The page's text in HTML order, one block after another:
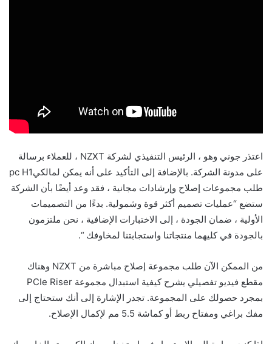
اعتذر جوني وهو ، الرئيس التنفيذي لشركة NZXT ، للعملاء برسالة
على مدونة الشركة. بالإضافة إلى التأكيد على أنه يمكن لمالكيpc H1
طلب مجموعات إصلاح وإرشادات مجانية ، فقد وعد أيضًا بأن الشركة
ستضع “عمليات تصميم أكثر قوة وشمولية. بدءًا من التصميمات
الأولية ، ضمان الجودة ، إلى الاختبارات الإضافية ، نحن ملتزمون
بالجودة في كليهما منتجاتنا واستجابتنا لمخاوفك “.
من الممكن الآن طلب مجموعة إصلاح مباشرة من NZXT وهناك
مقطع فيديو تفصيلي يشرح كيفية استبدال مجموعة PCIe Riser
بمجرد حصولك على المجموعة. تجدر الإشارة إلى أنك ستحتاج إلى
مفك براغي ومفتاح ربط أو كماشة 5.5 مم لإكمال الإصلاح.